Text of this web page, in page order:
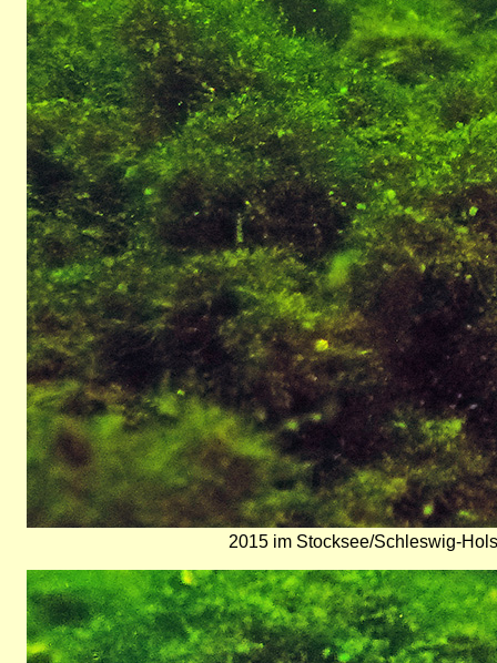
2015 im Stocksee/Schleswig-
Bild